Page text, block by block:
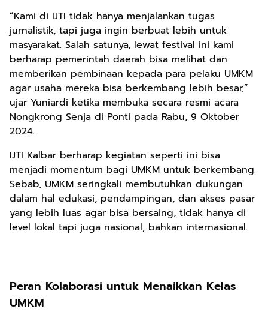
“Kami di IJTI tidak hanya menjalankan tugas
jurnalistik, tapi juga ingin berbuat lebih untuk
masyarakat. Salah satunya, lewat festival ini kami
berharap pemerintah daerah bisa melihat dan
memberikan pembinaan kepada para pelaku UMKM
agar usaha mereka bisa berkembang lebih besar,”
ujar Yuniardi ketika membuka secara resmi acara
Nongkrong Senja di Ponti pada Rabu, 9 Oktober
2024.
IJTI Kalbar berharap kegiatan seperti ini bisa
menjadi momentum bagi UMKM untuk berkembang.
Sebab, UMKM seringkali membutuhkan dukungan
dalam hal edukasi, pendampingan, dan akses pasar
yang lebih luas agar bisa bersaing, tidak hanya di
level lokal tapi juga nasional, bahkan internasional.
Peran Kolaborasi untuk Menaikkan Kelas
UMKM